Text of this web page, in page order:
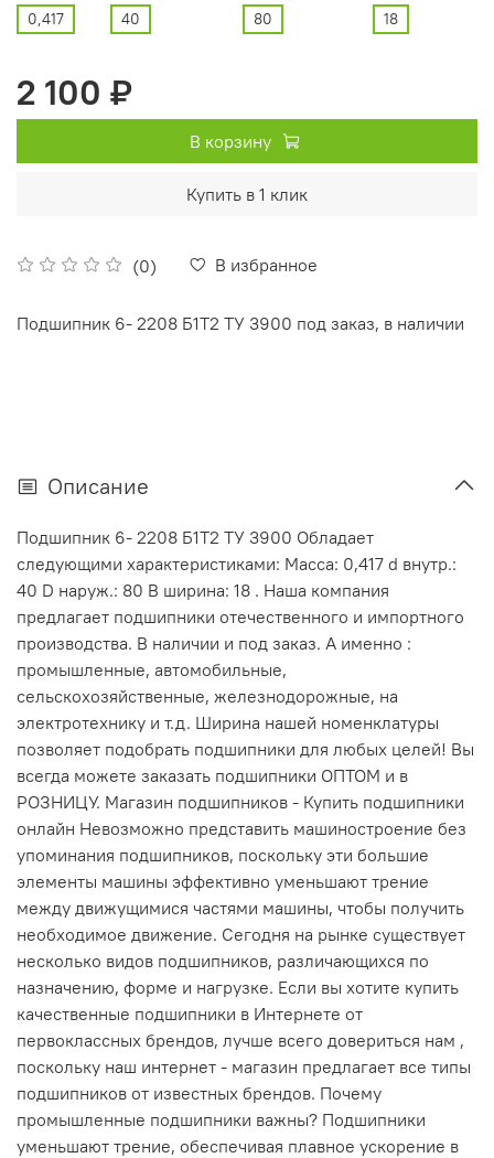
(0) В избранное
0,417 40 80 18
2 100 ₽
В корзину
Купить в 1 клик
Подшипник 6- 2208 Б1Т2 ТУ 3900 под заказ, в наличии
Описание
Подшипник 6- 2208 Б1Т2 ТУ 3900 Обладает
следующими характеристиками: Масса: 0,417 d внутр.:
40 D наруж.: 80 В ширина: 18 . Наша компания
предлагает подшипники отечественного и импортного
производства. В наличии и под заказ. А именно :
промышленные, автомобильные,
сельскохозяйственные, железнодорожные, на
электротехнику и т.д. Ширина нашей номенклатуры
позволяет подобрать подшипники для любых целей! Вы
всегда можете заказать подшипники ОПТОМ и в
РОЗНИЦУ. Магазин подшипников - Купить подшипники
онлайн Невозможно представить машиностроение без
упоминания подшипников, поскольку эти большие
элементы машины эффективно уменьшают трение
между движущимися частями машины, чтобы получить
необходимое движение. Сегодня на рынке существует
несколько видов подшипников, различающихся по
назначению, форме и нагрузке. Если вы хотите купить
качественные подшипники в Интернете от
первоклассных брендов, лучше всего довериться нам ,
поскольку наш интернет - магазин предлагает все типы
подшипников от известных брендов. Почему
промышленные подшипники важны? Подшипники
уменьшают трение, обеспечивая плавное ускорение в